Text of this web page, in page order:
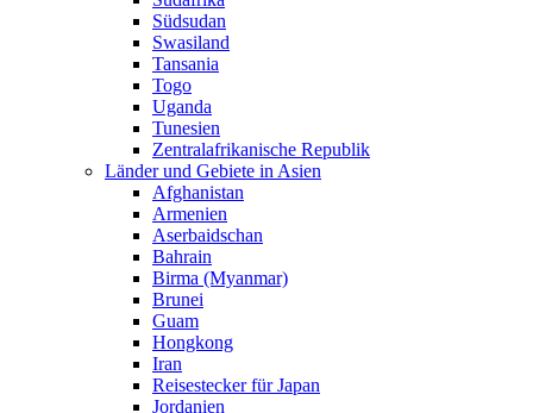
Südsudan
Swasiland
Tansania
Togo
Uganda
Tunesien
Zentralafrikanische Republik
Länder und Gebiete in Asien
Afghanistan
Armenien
Aserbaidschan
Bahrain
Birma (Myanmar)
Brunei
Guam
Hongkong
Iran
Reisestecker für Japan
Jordanien